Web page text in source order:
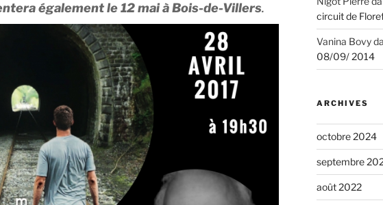
également le 12 mai à Bois-de-Villers.
circuit de
Vanina Bovy
08/09/ 2014
ARCHIVES
octobre 2024
septembre
août 2022